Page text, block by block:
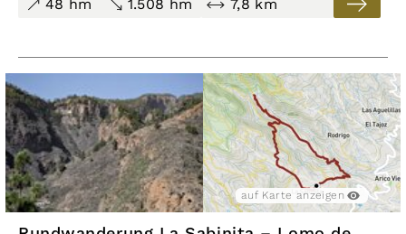
Narices del Teide
48 hm
1.508 hm 7,8 km
auf Karte anzeigen